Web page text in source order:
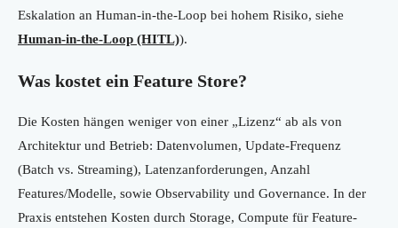
Eskalation an Human-in-the-Loop bei hohem Risiko, siehe
Human-in-the-Loop (HITL)).
Was kostet ein Feature Store?
Die Kosten hängen weniger von einer „Lizenz“ ab als von
Architektur und Betrieb: Datenvolumen, Update-Frequenz
(Batch vs. Streaming), Latenzanforderungen, Anzahl
Features/Modelle, sowie Observability und Governance. In der
Praxis entstehen Kosten durch Storage, Compute für Feature-